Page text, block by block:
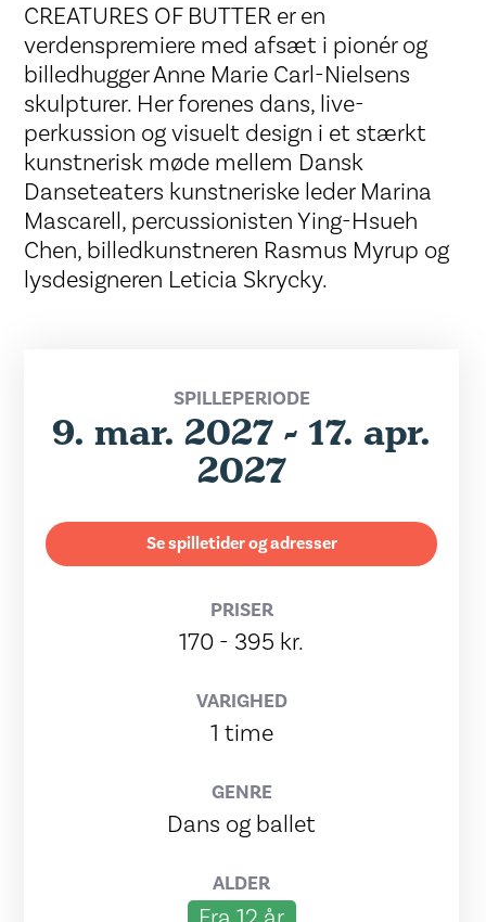
CREATURES OF BUTTER er en
verdenspremiere med afsæt i pionér og
billedhugger Anne Marie Carl-Nielsens
skulpturer. Her forenes dans, live-
perkussion og visuelt design i et stærkt
kunstnerisk møde mellem Dansk
Danseteaters kunstneriske leder Marina
Mascarell, percussionisten Ying-Hsueh
Chen, billedkunstneren Rasmus Myrup og
lysdesigneren Leticia Skrycky.
SPILLEPERIODE
9. mar. 2027 - 17. apr.
2027
Se spilletider og adresser
PRISER
170 - 395 kr.
VARIGHED
1 time
GENRE
Dans og ballet
ALDER